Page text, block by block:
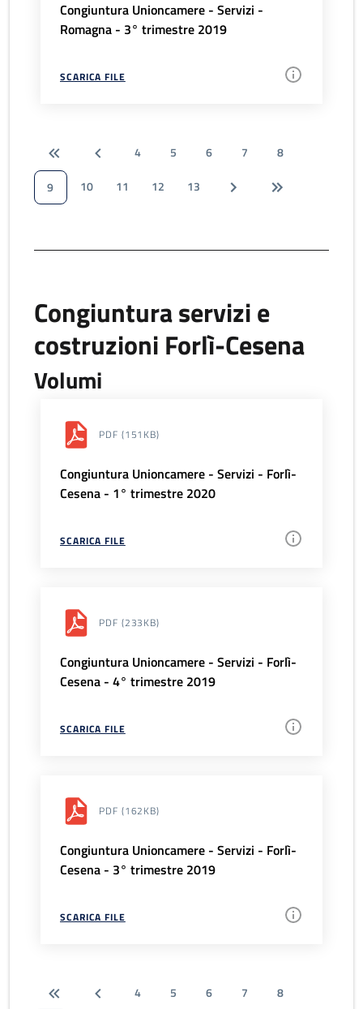
Congiuntura Unioncamere - Servizi -
Romagna - 3° trimestre 2019
SCARICA FILE
4 5 6 7
8
9
10 11 12 13
Congiuntura servizi e
costruzioni Forlì-Cesena
Volumi
PDF (151KB)
Congiuntura Unioncamere - Servizi - Forlì-
Cesena - 1° trimestre 2020
SCARICA FILE
PDF (233KB)
Congiuntura Unioncamere - Servizi - Forlì-
Cesena - 4° trimestre 2019
SCARICA FILE
PDF (162KB)
Congiuntura Unioncamere - Servizi - Forlì-
Cesena - 3° trimestre 2019
SCARICA FILE
4 5 6 7
8